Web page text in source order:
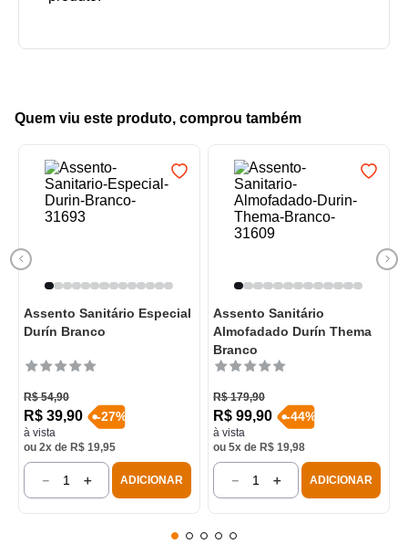
Quem viu este produto, comprou também
Assento Sanitário Especial
Durín Branco
R$ 54,90
R$ 39,90
à vista
-27%
ou 2x de R$ 19,95
＋
－ ADICIONAR
Assento Sanitário
Almofadado Durín Thema
Branco
R$ 179,90
R$ 99,90
à vista
-44%
ou 5x de R$ 19,98
＋
－ ADICIONAR